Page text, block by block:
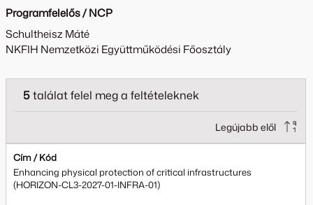
Programfelelős / NCP
Schultheisz Máté
NKFIH Nemzetközi Együttműködési Főosztály
5 találat felel meg a feltételeknek
Legújabb elől
Cím / Kód
Enhancing physical protection of critical infrastructures
(HORIZON-CL3-2027-01-INFRA-01)